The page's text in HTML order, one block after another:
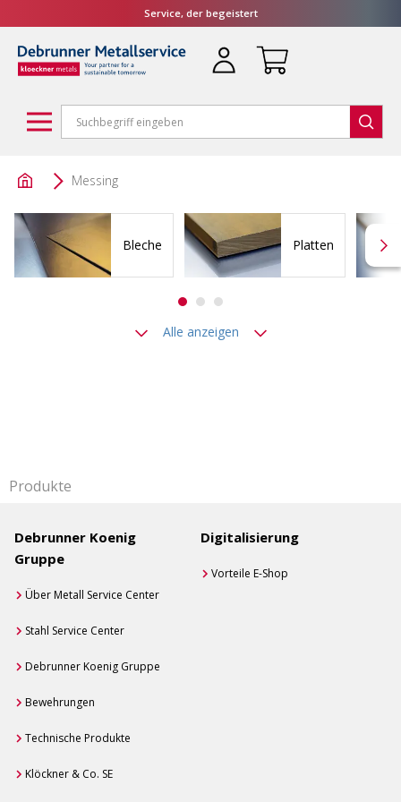
Service, der begeistert
Messing
Bleche Platten
Alle anzeigen
Produkte
Debrunner Koenig
Gruppe
Über Metall Service Center
Stahl Service Center
Debrunner Koenig Gruppe
Bewehrungen
Technische Produkte
Klöckner & Co. SE
Digitalisierung
Vorteile E-Shop